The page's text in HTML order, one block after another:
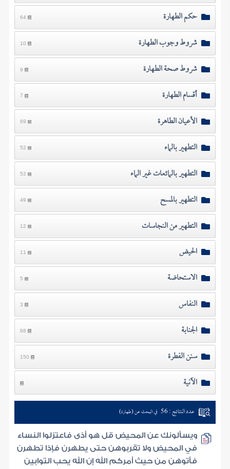
حكم الطهارة 64
شروط وجوب الطهارة 10
شروط صحة الطهارة 9
أقسام الطهارة 7
الأعيان الطاهرة 69
التطهير بالماء 52
التطهير بالمائعات غير الماء 52
التطهير بالمسح 49
التطهير من النجاسات 12
الحيض 11
الاستحاضة 5
النفاس 3
الجنابة 68
سنن الفطرة 150
الآنية
عدد النتائج : 56 في البحث عن (طهارة)
ويسألونك عن المحيض قل هو أذى فاعتزلوا النساء
في المحيض ولا تقربوهن حتى يطهرن فإذا تطهرن
فأتوهن من حيث أمركم الله إن الله يحب التوابين